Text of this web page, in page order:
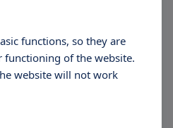
intervention
functions, so they are
functioning of the website.
website will not work